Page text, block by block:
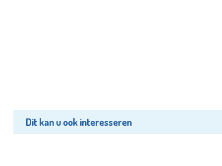
Dit kan u ook interesseren